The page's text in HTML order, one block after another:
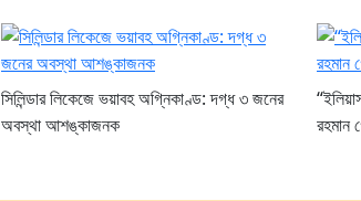
সিলিন্ডার লিকেজে ভয়াবহ অগ্নিকাণ্ড: দগ্ধ ৩ জনের
অবস্থা আশঙ্কাজনক
রহমান